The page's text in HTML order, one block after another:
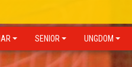
SENIOR UNGDOM